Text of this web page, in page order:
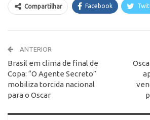
Compartilhar Facebook
ANTERIOR
Brasil em clima de final de
Copa: “O Agente Secreto”
mobiliza torcida nacional
para o Oscar